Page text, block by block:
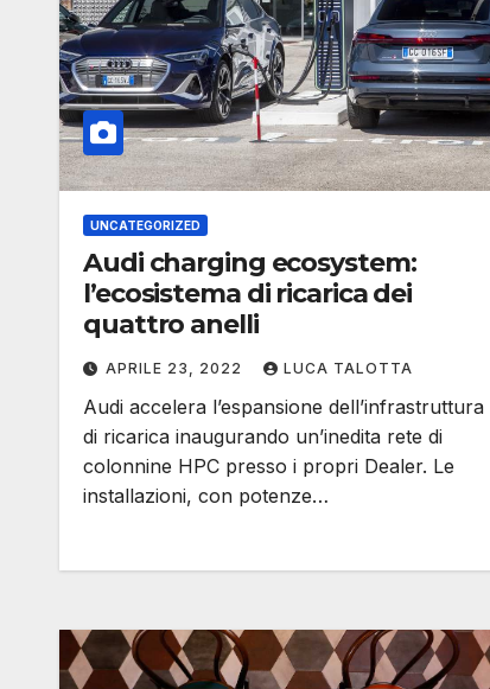
UNCATEGORIZED
Audi charging ecosystem:
l’ecosistema di ricarica dei
quattro anelli
APRILE 23, 2022 LUCA TALOTTA
Audi accelera l’espansione dell’infrastruttura
di ricarica inaugurando un’inedita rete di
colonnine HPC presso i propri Dealer. Le
installazioni, con potenze…